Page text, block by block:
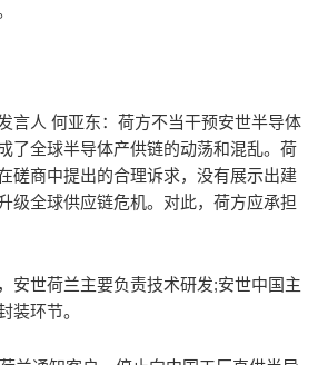
言人 何亚东：荷方不当干预安世半导体
了全球半导体产供链的动荡和混乱。荷
磋商中提出的合理诉求，没有展示出建
级全球供应链危机。对此，荷方应承担
安世荷兰主要负责技术研发;安世中国主
装环节。